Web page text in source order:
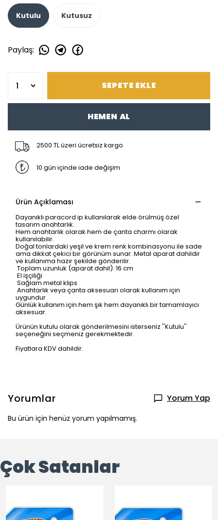
Kutulu Kutusuz
Paylaş:
SEPETE EKLE
HEMEN AL
2500 TL üzeri ücretsiz kargo
10 gün içinde iade değişim
Ürün Açıklaması
Dayanıklı paracord ip kullanılarak elde örülmüş özel
tasarım anahtarlık.
Hem anahtarlık olarak hem de çanta charmı olarak
kullanılabilir.
Doğal tonlardaki yeşil ve krem renk kombinasyonu ile sade
ama dikkat çekici bir görünüm sunar. Metal aparat dahildir
ve kullanıma hazır şekilde gönderilir.
Toplam uzunluk (aparat dahil): 16 cm
El işçiliği
Sağlam metal klips
Anahtarlık veya çanta aksesuarı olarak kullanım için
uygundur
Günlük kullanım için hem şık hem dayanıklı bir tamamlayıcı
aksesuar.
Ürünün kutulu olarak gönderilmesini isterseniz ''Kutulu''
seçeneğini seçmeniz gerekmektedir.
Fiyatlara KDV dahildir.
Yorumlar Yorum Yap
Bu ürün için henüz yorum yapılmamış.
Çok Satanlar